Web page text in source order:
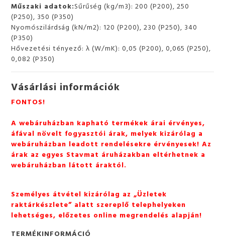
Műszaki adatok:Sűrűség (kg/m3): 200 (P200), 250
(P250), 350 (P350)
Nyomószilárdság (kN/m2): 120 (P200), 230 (P250), 340
(P350)
Hővezetési tényező: λ (W/mK): 0,05 (P200), 0,065 (P250),
0,082 (P350)
Vásárlási információk
FONTOS!
A webáruházban kapható termékek árai érvényes,
áfával növelt fogyasztói árak, melyek kizárólag a
webáruházban leadott rendelésekre érvényesek! Az
árak az egyes Stavmat áruházakban eltérhetnek a
webáruházban látott áraktól.
Személyes átvétel kizárólag az „Üzletek
raktárkészlete” alatt szereplő telephelyeken
lehetséges, előzetes online megrendelés alapján!
TERMÉKINFORMÁCIÓ